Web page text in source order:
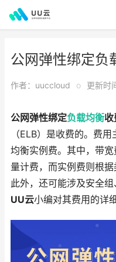
公网弹性绑定负
作者：uuccloud o 更新时
公网弹性绑定负载均衡收
（ELB）是收费的。费
均衡实例费。其中，带
量计费，而实例费则根据
此外，还可能涉及安全
UU云小编对其费用的详